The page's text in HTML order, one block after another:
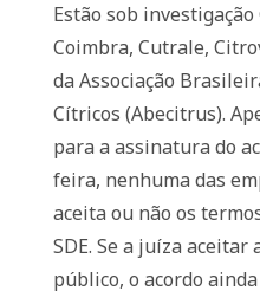
Estão sob
Coimbra, Cutrale,
da Associação
Cítricos (Abecitrus).
para a assinatura do
feira, nenhuma das
aceita ou não os
SDE. Se a juíza aceitar
público, o acordo